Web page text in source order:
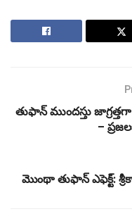
తుఫాన్‌ ముందస్తు
–
మొంథా తుఫాన్ ఎఫెక్ట్‌: